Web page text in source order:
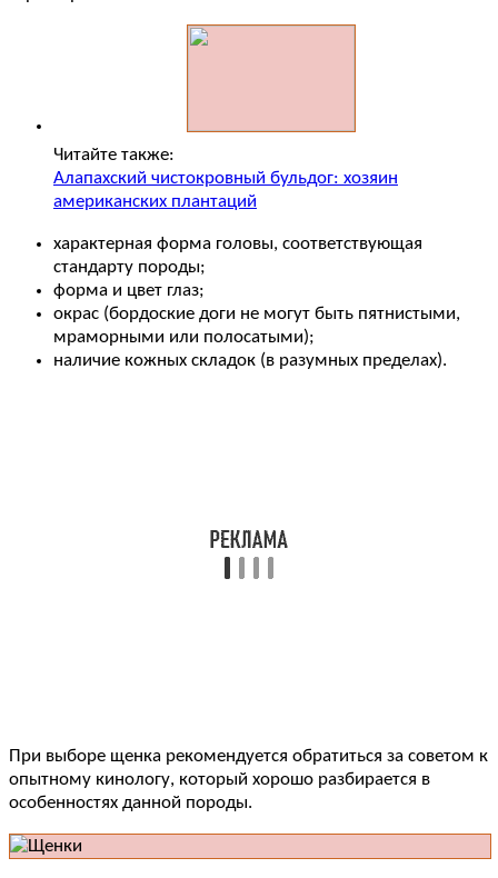
Читайте также:
Алапахский чистокровный бульдог: хозяин
американских плантаций
характерная форма головы, соответствующая
стандарту породы;
форма и цвет глаз;
окрас (бордоские доги не могут быть пятнистыми,
мраморными или полосатыми);
наличие кожных складок (в разумных пределах).
При выборе щенка рекомендуется обратиться за советом к
опытному кинологу, который хорошо разбирается в
особенностях данной породы.